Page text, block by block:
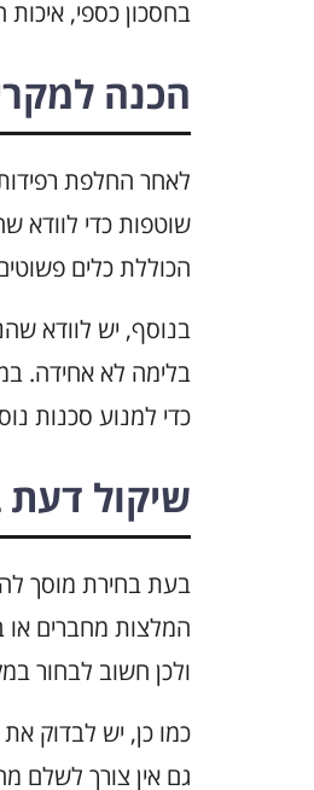
בחסכון כספי,
הכנה
לאחר החלפת
שוטפות כדי לוודא
הכוללת כלים
בנוסף, יש לוודא
בלימה לא אחידה.
כדי למנוע סכנות
שיקול
בעת בחירת מוסך
המלצות מחברים או
ולכן חשוב לבחור
כמו כן, יש לבדוק
גם אין צורך לשלם